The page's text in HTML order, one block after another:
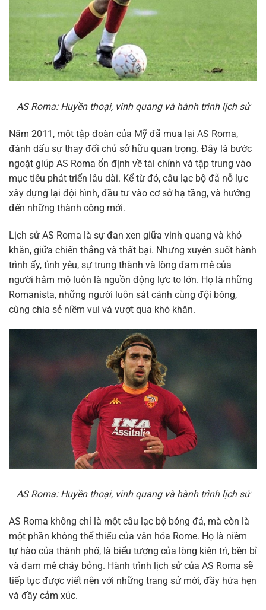
AS Roma: Huyền thoại, vinh quang và hành trình lịch sử
Năm 2011, một tập đoàn của Mỹ đã mua lại AS Roma,
đánh dấu sự thay đổi chủ sở hữu quan trọng. Đây là bước
ngoặt giúp AS Roma ổn định về tài chính và tập trung vào
mục tiêu phát triển lâu dài. Kể từ đó, câu lạc bộ đã nỗ lực
xây dựng lại đội hình, đầu tư vào cơ sở hạ tầng, và hướng
đến những thành công mới.
Lịch sử AS Roma là sự đan xen giữa vinh quang và khó
khăn, giữa chiến thắng và thất bại. Nhưng xuyên suốt hành
trình ấy, tình yêu, sự trung thành và lòng đam mê của
người hâm mộ luôn là nguồn động lực to lớn. Họ là những
Romanista, những người luôn sát cánh cùng đội bóng,
cùng chia sẻ niềm vui và vượt qua khó khăn.
AS Roma: Huyền thoại, vinh quang và hành trình lịch sử
AS Roma không chỉ là một câu lạc bộ bóng đá, mà còn là
một phần không thể thiếu của văn hóa Rome. Họ là niềm
tự hào của thành phố, là biểu tượng của lòng kiên trì, bền bỉ
và đam mê cháy bỏng. Hành trình lịch sử của AS Roma sẽ
tiếp tục được viết nên với những trang sử mới, đầy hứa hẹn
và đầy cảm xúc.